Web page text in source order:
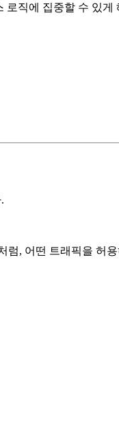
직에 집중할 수 있게
럼, 어떤 트래픽을 허